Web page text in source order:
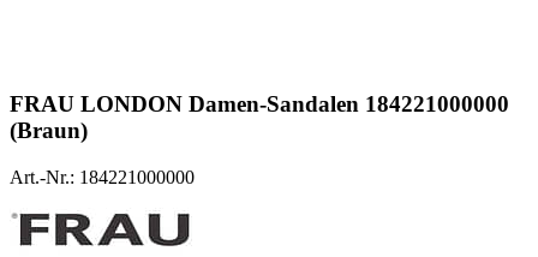
FRAU LONDON Damen-Sandalen 184221000000
(Braun)
Art.-Nr.: 184221000000